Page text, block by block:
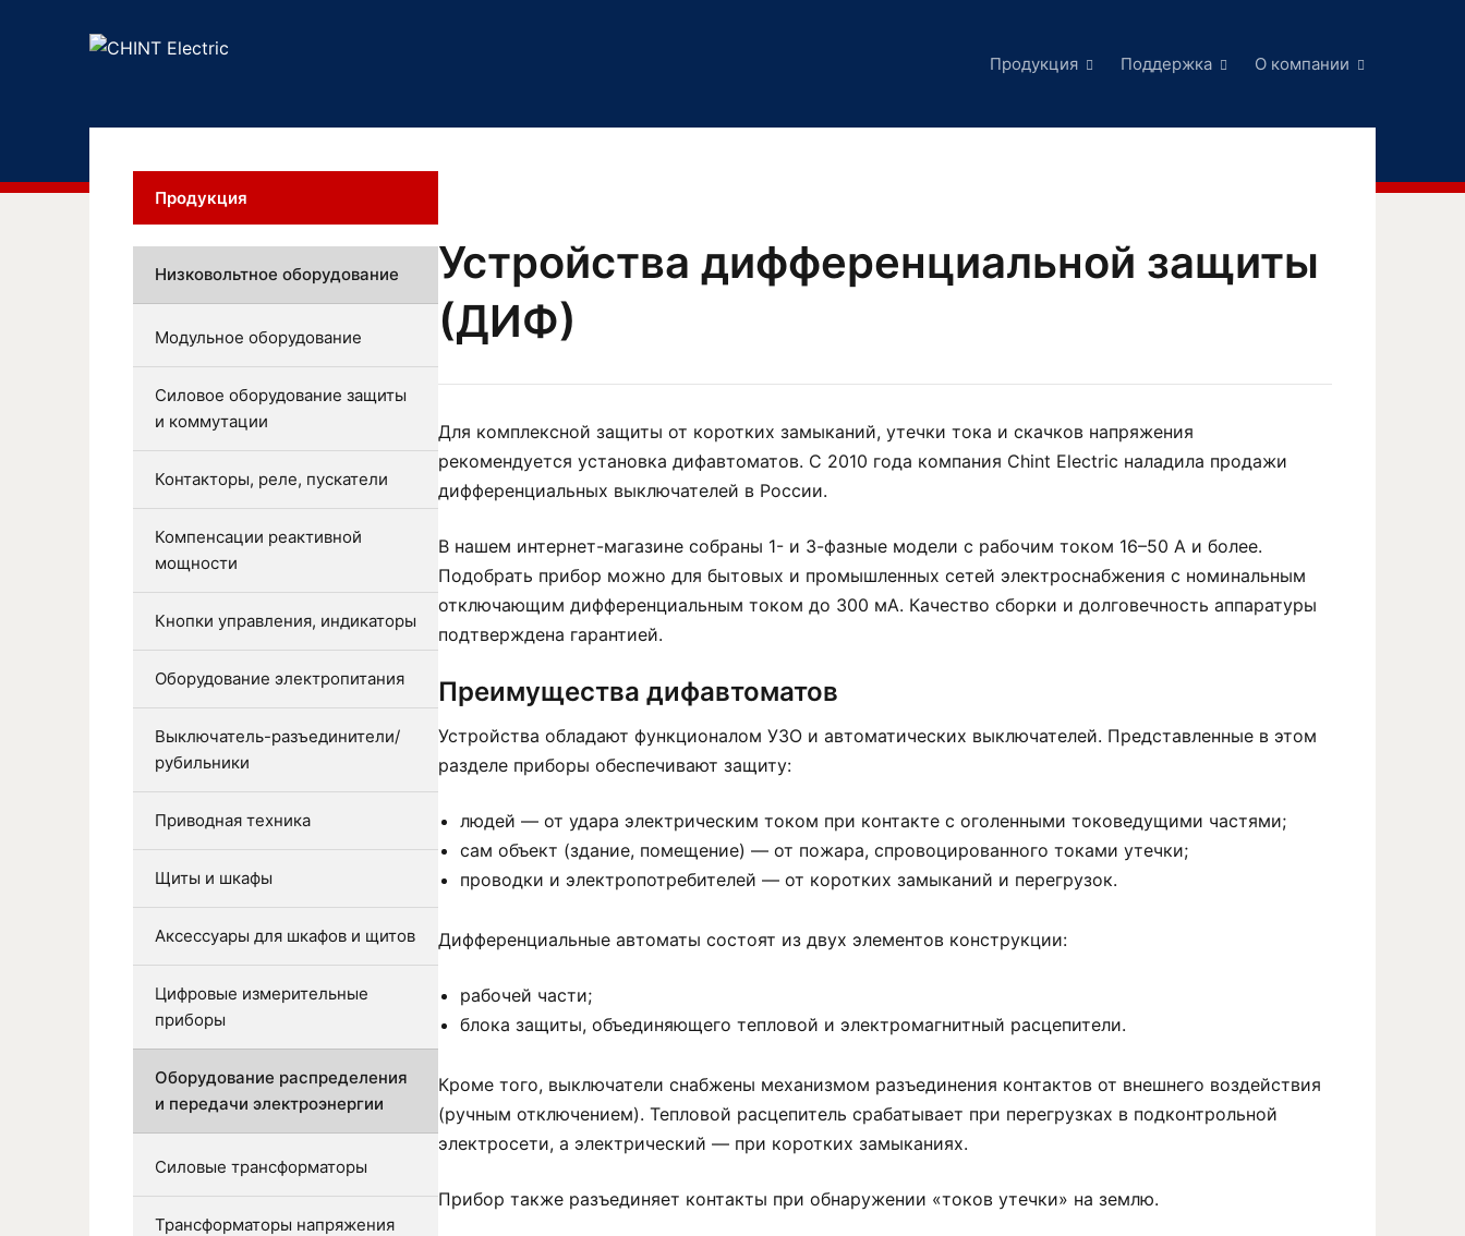
Продукция Поддержка О компании
Устройства дифференциальной защиты
(ДИФ)
Для комплексной защиты от коротких замыканий, утечки тока и скачков напряжения
рекомендуется установка дифавтоматов. С 2010 года компания Chint Electric наладила продажи
дифференциальных выключателей в России.
В нашем интернет-магазине собраны 1- и 3-фазные модели с рабочим током 16–50 А и более.
Подобрать прибор можно для бытовых и промышленных сетей электроснабжения с номинальным
отключающим дифференциальным током до 300 мА. Качество сборки и долговечность аппаратуры
подтверждена гарантией.
Преимущества дифавтоматов
Устройства обладают функционалом УЗО и автоматических выключателей. Представленные в этом
разделе приборы обеспечивают защиту:
людей — от удара электрическим током при контакте с оголенными токоведущими частями;
сам объект (здание, помещение) — от пожара, спровоцированного токами утечки;
проводки и электропотребителей — от коротких замыканий и перегрузок.
Дифференциальные автоматы состоят из двух элементов конструкции:
рабочей части;
блока защиты, объединяющего тепловой и электромагнитный расцепители.
Кроме того, выключатели снабжены механизмом разъединения контактов от внешнего воздействия
(ручным отключением). Тепловой расцепитель срабатывает при перегрузках в подконтрольной
электросети, а электрический — при коротких замыканиях.
Прибор также разъединяет контакты при обнаружении «токов утечки» на землю.
Продукция
Низковольтное оборудование
Модульное оборудование
Силовое оборудование защиты
и коммутации
Контакторы, реле, пускатели
Компенсации реактивной
мощности
Кнопки управления, индикаторы
Оборудование электропитания
Выключатель-разъединители/
рубильники
Приводная техника
Щиты и шкафы
Аксессуары для шкафов и щитов
Цифровые измерительные
приборы
Оборудование распределения
и передачи электроэнергии
Силовые трансформаторы
Трансформаторы напряжения